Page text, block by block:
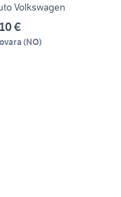
Volkswagen
€
(NO)